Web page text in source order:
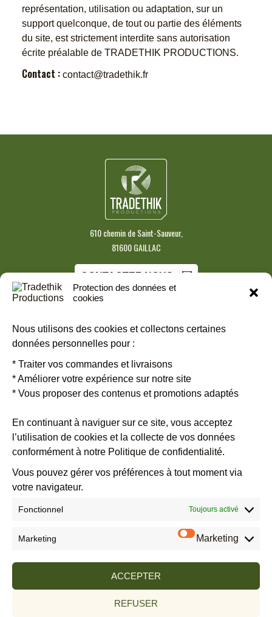
représentation, utilisation ou adaptation, sur un
support quelconque, de tout ou partie des éléments
du site, est strictement interdite sans autorisation
écrite préalable de TRADETHIK PRODUCTIONS.
Contact :contact@tradethik.fr
610 chemin de Saint-Sauveur,
81600 GAILLAC
CONTACTEZ-NOUS
S'INSCRIRE À NOTRE NEWSLETTER
Restez informé.es des dates entre amis ou en famille, toutes les
informations pratiques sur les groupes de Tradethik.
vite !
Veuillez laisser ce champ vide.
POLITIQUE DE CONFIDENTIALITÉ DES DONNÉES.Selon la loi, vous pouvez vous
désinscrire à tout moment par simple courrier, à l'adresse contact@tradethik.fr
Protection des données et
cookies
Nous utilisons des cookies et collectons certaines
données personnelles pour :
* Traiter vos commandes et livraisons
* Améliorer votre expérience sur notre site
* Vous proposer des contenus et promotions adaptés
En continuant à naviguer sur ce site, vous acceptez
l’utilisation de cookies et la collecte de vos données
conformément à notre Politique de confidentialité.
Vous pouvez gérer vos préférences à tout moment via
votre navigateur.
Fonctionnel Toujours activé
Marketing Marketing
ACCEPTER
REFUSER